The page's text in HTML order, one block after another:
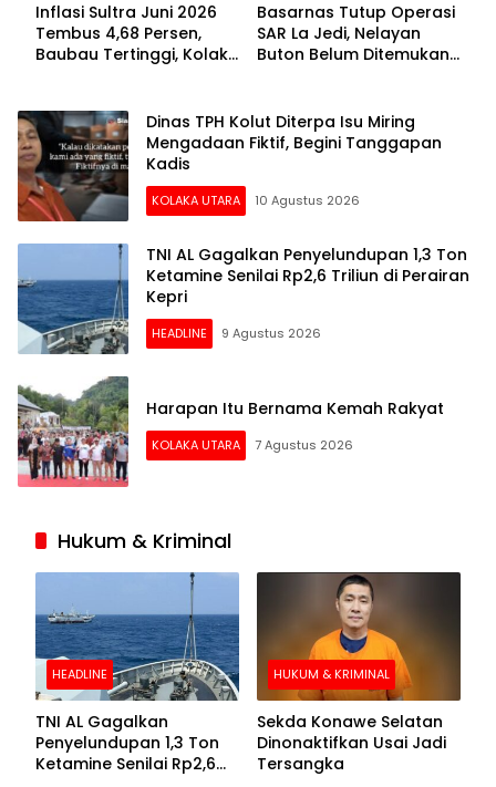
Inflasi Sultra Juni 2026
Tembus 4,68 Persen,
Baubau Tertinggi, Kolaka
Basarnas Tutup Operasi
SAR La Jedi, Nelayan
Buton Belum Ditemukan
Dinas TPH Kolut Diterpa Isu Miring
Mengadaan Fiktif, Begini Tanggapan
Kadis
KOLAKA UTARA 10 Agustus 2026
TNI AL Gagalkan Penyelundupan 1,3 Ton
Ketamine Senilai Rp2,6 Triliun di Perairan
Kepri
HEADLINE 9 Agustus 2026
Harapan Itu Bernama Kemah Rakyat
KOLAKA UTARA 7 Agustus 2026
Hukum & Kriminal
HEADLINE
TNI AL Gagalkan
Penyelundupan 1,3 Ton
Ketamine Senilai Rp2,6
HUKUM & KRIMINAL
Sekda Konawe Selatan
Dinonaktifkan Usai Jadi
Tersangka